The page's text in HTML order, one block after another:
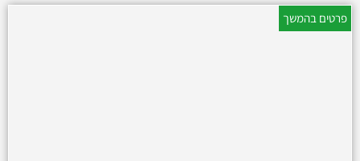
פרטים בהמשך